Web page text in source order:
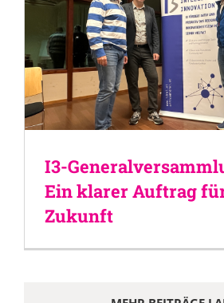
I3-
Ein klarer Auftrag
Zukunft